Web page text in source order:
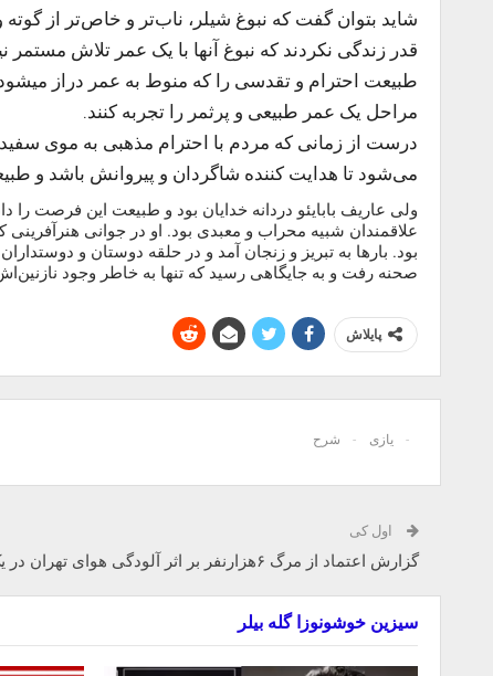
شاید بتوان گفت که نبوغ شیلر، ناب‌تر و خاص‌تر از
قدر زندگی نکردند که نبوغ آنها با یک عمر تلاش
طبیعت احترام و تقدسی را که منوط به عمر دراز
مراحل یک عمر طبیعی و پرثمر را تجربه کنند.
درست از زمانی که مردم با احترام مذهبی به موی سفید
می‌شود تا هدایت کننده شاگردان و پیروانش باشد و
ولی عاریف بابایئو دردانه خدایان بود و طبیعت این فرصت را
علاقمندان شبیه محراب و معبدی بود. او در جوانی
بود. بارها به تبریز و زنجان آمد و در حلقه دوستان و
صحنه رفت و به جایگاهی رسید که تنها به خاطر وجود
پایلاش
یازی شرح
اول کی
گزارش اعتماد از مرگ ۶هزارنفر بر اثر آلودگی هوای تهران در یک‌سال
سیزین خوشونوزا گله بیلر